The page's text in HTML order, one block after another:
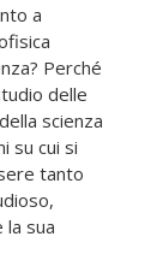
a
Perché
delle
scienza
su cui si
tanto
la sua